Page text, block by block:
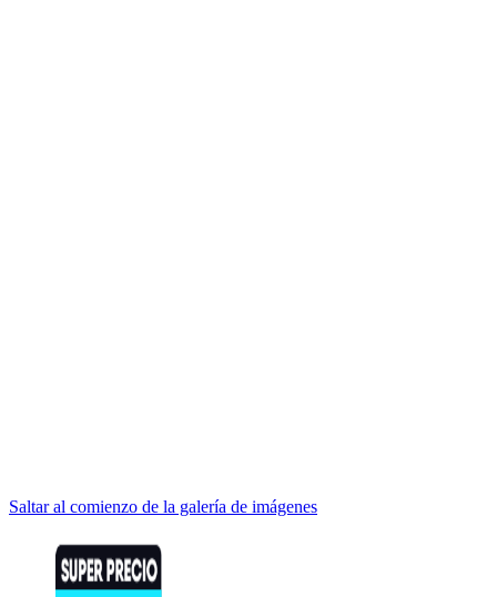
Saltar al comienzo de la galería de imágenes